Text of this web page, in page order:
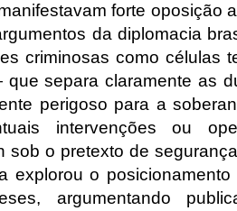
forte oposição
da diplomacia
criminosas como células
separa claramente as
perigoso para a
intervenções ou
sob o pretexto de
explorou o
argumentando